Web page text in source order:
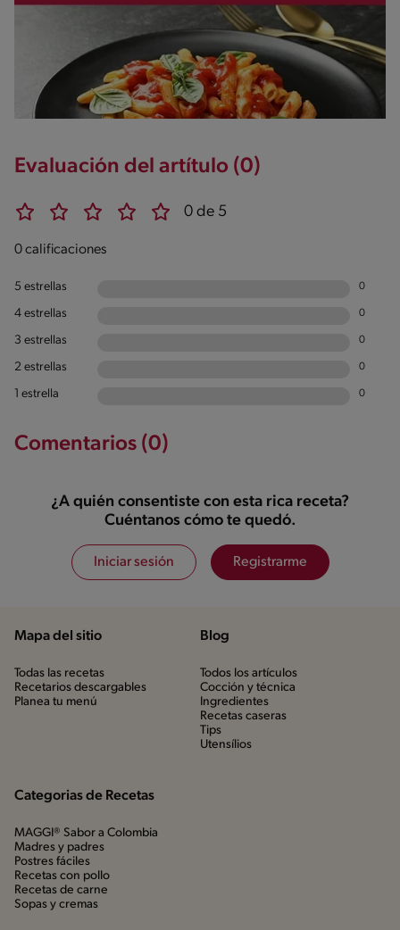
Evaluación del artítulo (0)
0 de 5
0 calificaciones
5 estrellas 0
4 estrellas 0
3 estrellas 0
2 estrellas 0
1 estrella 0
Comentarios (0)
¿A quién consentiste con esta rica receta?
Cuéntanos cómo te quedó.
Iniciar sesión Registrarme
Mapa del sitio
Todas las recetas
Recetarios descargables
Planea tu menú
Blog
Todos los artículos
Cocción y técnica
Ingredientes
Recetas caseras
Tips
Utensílios
Categorias de Recetas
MAGGI® Sabor a Colombia
Madres y padres
Postres fáciles
Recetas con pollo
Recetas de carne
Sopas y cremas